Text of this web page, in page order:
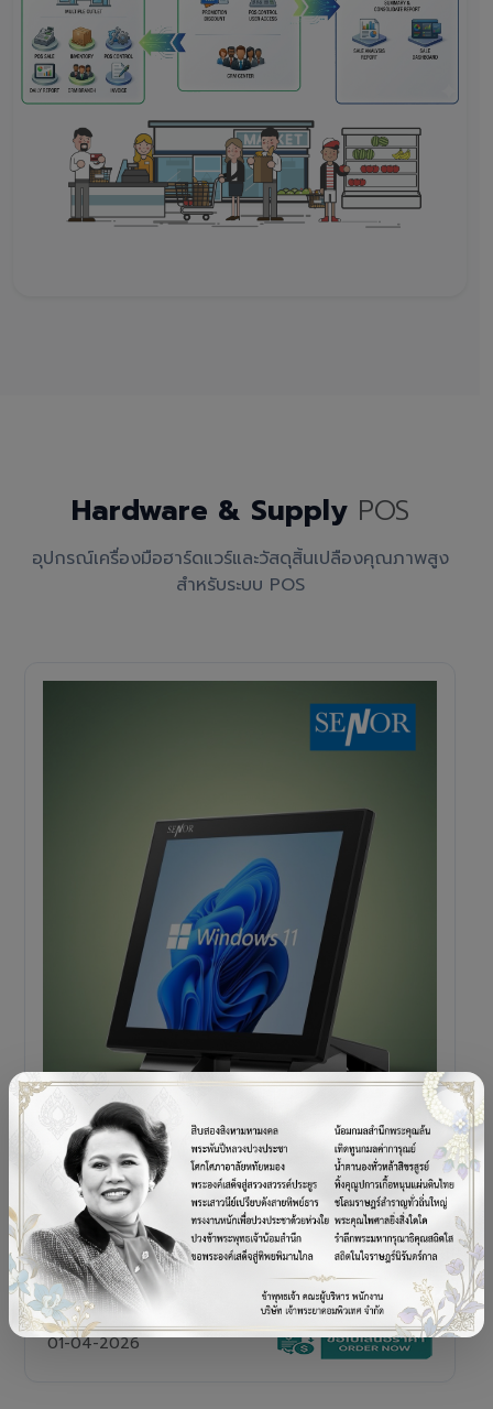
Hardware & Supply POS
อุปกรณ์เครื่องมือฮาร์ดแวร์และวัสดุสิ้นเปลืองคุณภาพสูง
สำหรับระบบ POS
POS TERMINAL
SENOR V+5s
เครื่อง POS All-in-One Touch Screen ดีไซน์พรีเมียม
01-04-2026